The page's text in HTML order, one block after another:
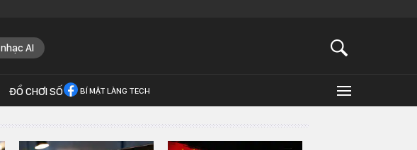
nhạc AI
ĐỒ CHƠI SỐ BÍ MẬT LÀNG TECH